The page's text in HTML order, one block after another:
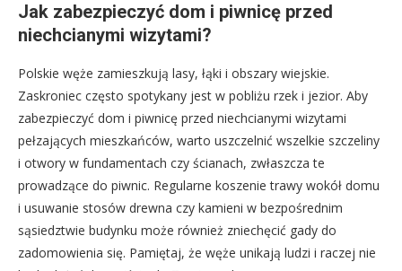
Jak zabezpieczyć dom i piwnicę przed
niechcianymi wizytami?
Polskie węże zamieszkują lasy, łąki i obszary wiejskie.
Zaskroniec często spotykany jest w pobliżu rzek i jezior. Aby
zabezpieczyć dom i piwnicę przed niechcianymi wizytami
pełzających mieszkańców, warto uszczelnić wszelkie szczeliny
i otwory w fundamentach czy ścianach, zwłaszcza te
prowadzące do piwnic. Regularne koszenie trawy wokół domu
i usuwanie stosów drewna czy kamieni w bezpośrednim
sąsiedztwie budynku może również zniechęcić gady do
zadomowienia się. Pamiętaj, że węże unikają ludzi i raczej nie